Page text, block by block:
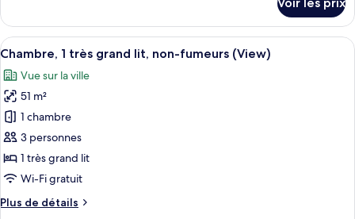
très
grand
lit,
vue
baie
le
type
de
Chambre
Deluxe,
très
grand
lit,
vue
baie
Afficher
toutes
les
photos
pour
ce
type
de
chambre :
Chambre,
Une chambre d’hôtel avec une
4
Chambre, 1 très grand lit, non-fumeurs (View)
Vue sur la ville
51 m²
1 chambre
3 personnes
1 très grand lit
Wi-Fi gratuit
Plus de détails
Plus